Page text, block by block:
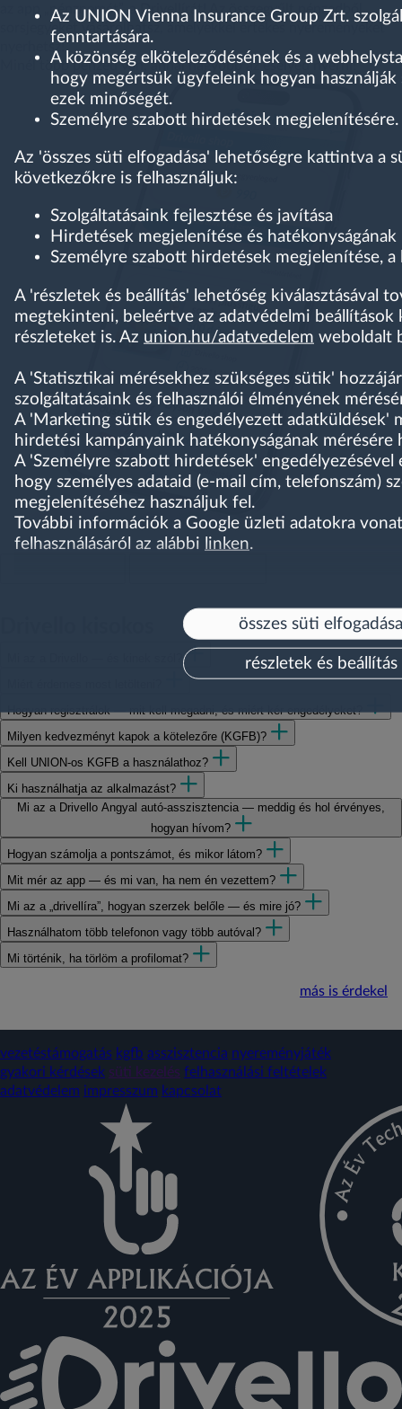
Az UNION Vienna Insurance Group Zrt.
fenntartására.
A közönség elköteleződésének és a
hogy megértsük ügyfeleink hogyan
ezek minőségét.
Személyre szabott hirdetések megjelenítésére.
Az 'összes süti elfogadása' lehetőségre kattintva a
következőkre is felhasználjuk:
Szolgáltatásaink fejlesztése és javítása
Hirdetések megjelenítése és hatékonyságának
Személyre szabott hirdetések megjelenítése,
A 'részletek és beállítás' lehetőség kiválasztásával
megtekinteni, beleértve az adatvédelmi beállítások
részleteket is. Az union.hu/adatvedelem weboldalt
A 'Statisztikai mérésekhez szükséges sütik'
szolgáltatásaink és felhasználói élményének
A 'Marketing sütik és engedélyezett adatküldések'
hirdetési kampányaink hatékonyságának mérésére
A 'Személyre szabott hirdetések' engedélyezésével
hogy személyes adataid (e-mail cím, telefonszám)
megjelenítéséhez használjuk fel.
További információk a Google üzleti adatokra
felhasználásáról az alábbi linken.
összes süti elfogadása
részletek és beállítás
az app „pénznemét”, a Drivellírát! Az összegyűlt pénzedből
sorsjegyeket vásárolhatsz, amelyekkel értékes nyereményeket
nyerhetsz!
Minél több pénzed van, annál nagyobb az esélyed nyerni!
Hogyan regisztrálok — mit kell megadni, és miért kér engedélyeket?
Milyen kedvezményt kapok a kötelezőre (KGFB)?
Kell UNION-os KGFB a használathoz?
Ki használhatja az alkalmazást?
Mi az a Drivello Angyal autó-asszisztencia — meddig és hol érvényes,
hogyan hívom?
Hogyan számolja a pontszámot, és mikor látom?
Mit mér az app — és mi van, ha nem én vezettem?
Mi az a „drivellíra”, hogyan szerzek belőle — és mire jó?
Használhatom több telefonon vagy több autóval?
Mi történik, ha törlöm a profilomat?
más is érdekel
vezetéstámogatás kgfb asszisztencia nyereményjáték
gyakori kérdések süti kezelés felhasználási feltételek
adatvédelem impresszum kapcsolat